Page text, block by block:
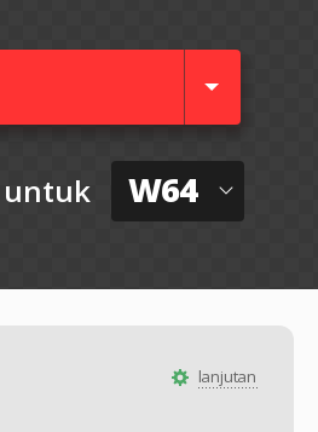
untuk W64
lanjutan